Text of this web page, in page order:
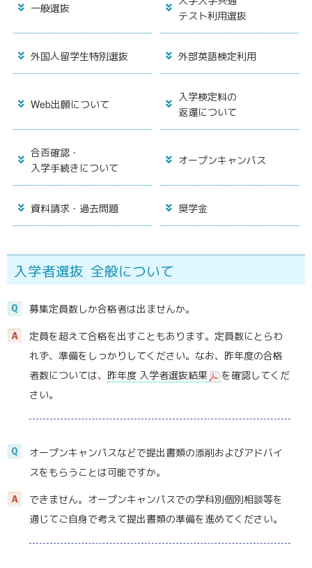
一般選抜
テスト利用選抜
外国人留学生特別選抜 外部英語検定利用
Web出願について
入学検定料の
返還について
合否確認・
入学手続きについて
オープンキャンパス
資料請求・過去問題 奨学金
入学者選抜 全般について
募集定員数しか合格者は出ませんか。
定員を超えて合格を出すこともあります。定員数にとらわ
れず、準備をしっかりしてください。なお、昨年度の合格
者数については、 昨年度 入学者選抜結果
を確認してくだ
さい。
オープンキャンパスなどで提出書類の添削およびアドバイ
スをもらうことは可能ですか。
できません。オープンキャンパスでの学科別個別相談等を
通じてご自身で考えて提出書類の準備を進めてください。